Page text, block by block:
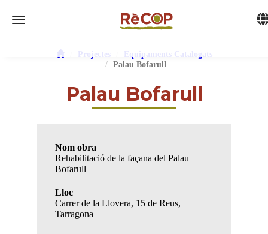
Toggle navigation
Projectes
Equipaments Catalogats
Palau Bofarull
Palau Bofarull
Nom obra
Rehabilitació de la façana del Palau
Bofarull
Lloc
Carrer de la Llovera, 15 de Reus,
Tarragona